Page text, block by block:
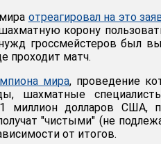
отреагировал на это
корону
гроссмейстеров был
проходит матч.
мира, проведение
шахматные
миллион долларов США,
"чистыми" (не
от итогов.